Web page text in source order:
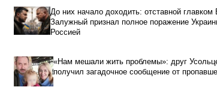
До них начало доходить: отставной
Залужный признал полное поражение
Россией
«Нам мешали жить проблемы»: друг
получил загадочное сообщение от